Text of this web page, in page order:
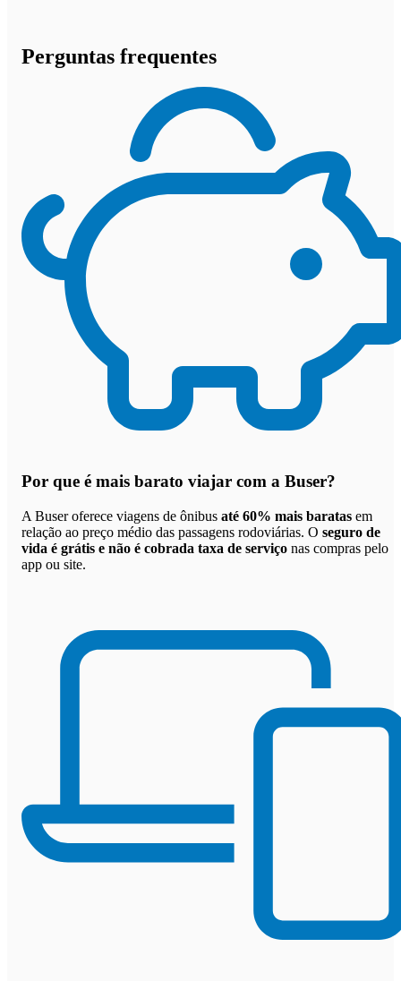
Perguntas frequentes
Por que é mais barato viajar com a Buser?
A Buser oferece viagens de ônibus até 60% mais baratas em
relação ao preço médio das passagens rodoviárias. O seguro de
vida é grátis e não é cobrada taxa de serviço nas compras pelo
app ou site.